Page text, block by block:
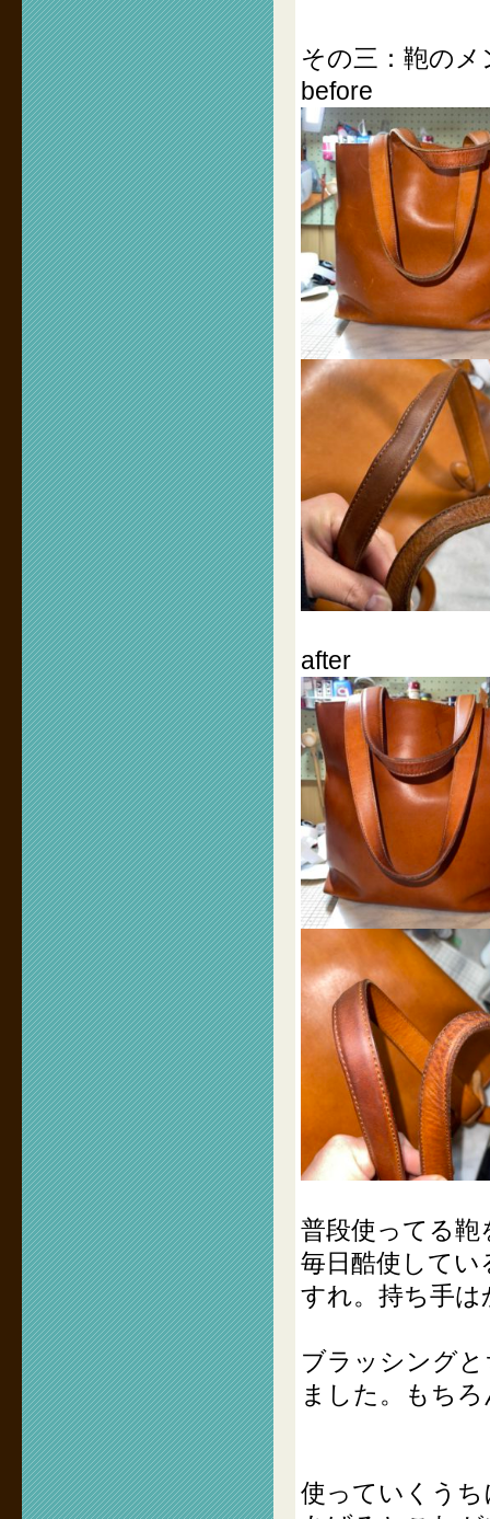
その三：鞄の
before
after
普段使ってる
毎日酷使して
すれ。持ち手
ブラッシング
ました。もち
使っていくう